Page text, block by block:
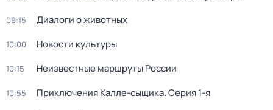
09:15 Диалоги о животных
10:00 Новости культуры
10:15 Неизвестные маршруты России
10:55 Приключения Калле-сыщика. Серия 1-я